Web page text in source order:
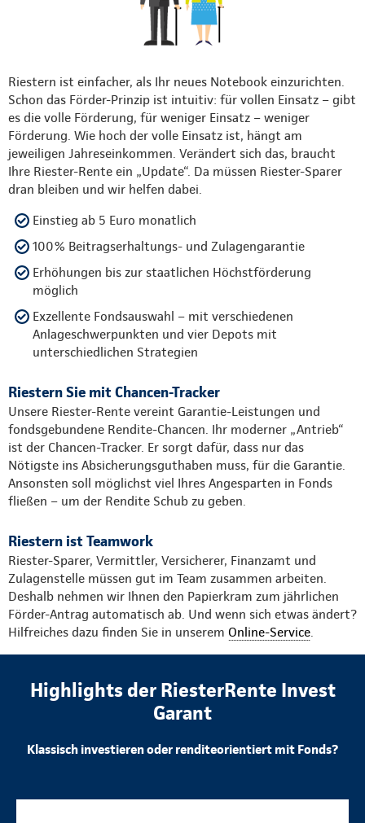
Riestern ist einfacher, als Ihr neues Notebook einzurichten.
Schon das Förder-Prinzip ist intuitiv: für vollen Einsatz – gibt
es die volle Förderung, für weniger Einsatz – weniger
Förderung. Wie hoch der volle Einsatz ist, hängt am
jeweiligen Jahreseinkommen. Verändert sich das, braucht
Ihre Riester-Rente ein „Update“. Da müssen Riester-Sparer
dran bleiben und wir helfen dabei.
Einstieg ab 5 Euro monatlich
100% Beitragserhaltungs- und Zulagengarantie
Erhöhungen bis zur staatlichen Höchstförderung
möglich
Exzellente Fondsauswahl – mit verschiedenen
Anlageschwerpunkten und vier Depots mit
unterschiedlichen Strategien
Riestern Sie mit Chancen-Tracker
Unsere Riester-Rente vereint Garantie-Leistungen und
fondsgebundene Rendite-Chancen. Ihr moderner „Antrieb“
ist der Chancen-Tracker. Er sorgt dafür, dass nur das
Nötigste ins Absicherungsguthaben muss, für die Garantie.
Ansonsten soll möglichst viel Ihres Angesparten in Fonds
fließen – um der Rendite Schub zu geben.
Riestern ist Teamwork
Riester-Sparer, Vermittler, Versicherer, Finanzamt und
Zulagenstelle müssen gut im Team zusammen arbeiten.
Deshalb nehmen wir Ihnen den Papierkram zum jährlichen
Förder-Antrag automatisch ab. Und wenn sich etwas ändert?
Hilfreiches dazu finden Sie in unserem Online-Service.
Highlights der RiesterRente Invest
Garant
Klassisch investieren oder renditeorientiert mit Fonds?